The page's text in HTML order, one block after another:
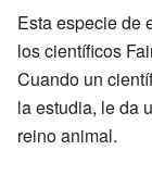
Esta especie de
los científicos
Cuando un
la estudia, le da
reino animal.